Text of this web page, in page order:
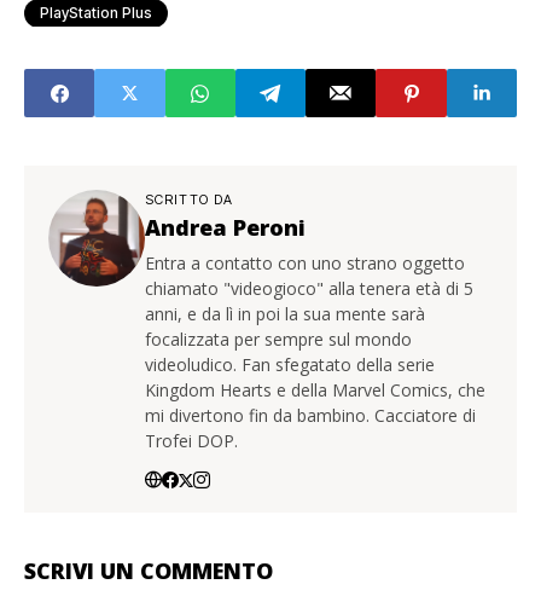
PlayStation Plus
SCRITTO DA
Andrea Peroni
Entra a contatto con uno strano oggetto
chiamato "videogioco" alla tenera età di 5
anni, e da lì in poi la sua mente sarà
focalizzata per sempre sul mondo
videoludico. Fan sfegatato della serie
Kingdom Hearts e della Marvel Comics, che
mi divertono fin da bambino. Cacciatore di
Trofei DOP.
SCRIVI UN COMMENTO